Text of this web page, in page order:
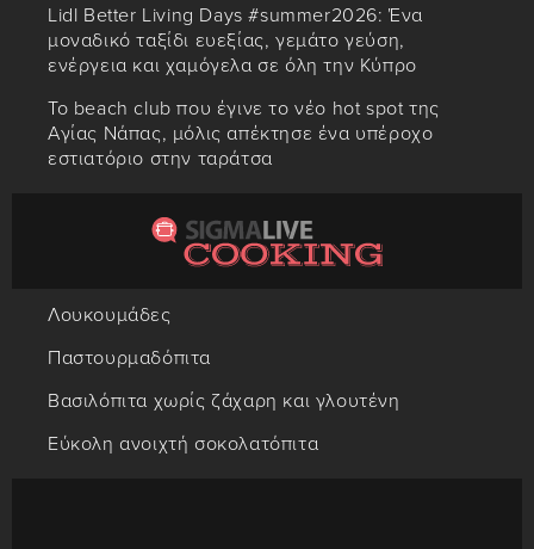
Lidl Better Living Days #summer2026: Ένα
μοναδικό ταξίδι ευεξίας, γεμάτο γεύση,
ενέργεια και χαμόγελα σε όλη την Κύπρο
Το beach club που έγινε το νέο hot spot της
Αγίας Νάπας, μόλις απέκτησε ένα υπέροχο
εστιατόριο στην ταράτσα
Λουκουμάδες
Παστουρμαδόπιτα
Βασιλόπιτα χωρίς ζάχαρη και γλουτένη
Εύκολη ανοιχτή σοκολατόπιτα